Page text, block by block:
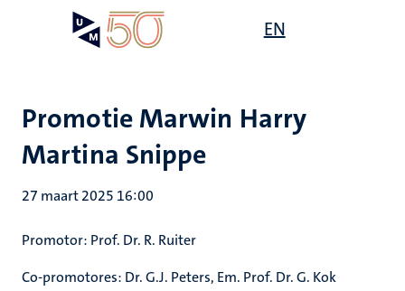
gaan
EN
Promotie Marwin Harry
Martina Snippe
27 maart 2025 16:00
Promotor: Prof. Dr. R. Ruiter
Co-promotores: Dr. G.J. Peters, Em. Prof. Dr. G. Kok